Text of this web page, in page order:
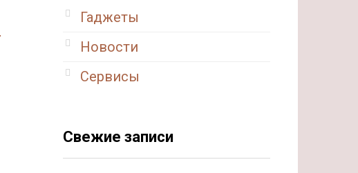
Гаджеты
Новости
Сервисы
Свежие записи